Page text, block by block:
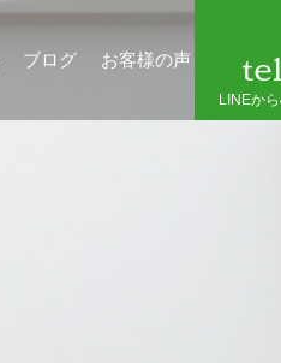
ブログ お客様の声
LINEか